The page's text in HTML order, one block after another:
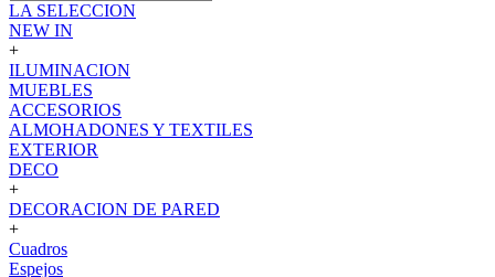
LA SELECCION
NEW IN
+
ILUMINACION
MUEBLES
ACCESORIOS
ALMOHADONES Y TEXTILES
EXTERIOR
DECO
+
DECORACION DE PARED
+
Cuadros
Espejos